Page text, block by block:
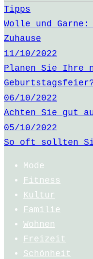
Tipps
Wolle und
Zuhause
11/10/2022
Planen Sie Ihre
06/10/2022
Achten Sie gut
05/10/2022
So oft sollten
Mode
Fitness
Kultur
Familie
Wohnen
Freizeit
Schönheit